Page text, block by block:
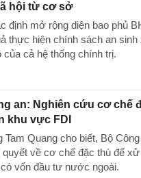
hội từ cơ sở
định mở rộng diện bao phủ
thực hiện chính sách an
của cả hệ thống chính trị.
an: Nghiên cứu cơ chế
khu vực FDI
Quang cho biết, Bộ
về cơ chế đặc thù để
vốn đầu tư nước ngoài.